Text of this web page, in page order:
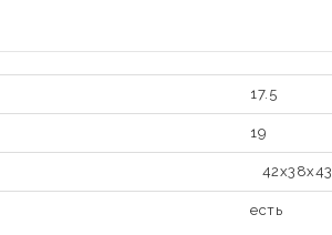
17.5
19
42х38x43
есть